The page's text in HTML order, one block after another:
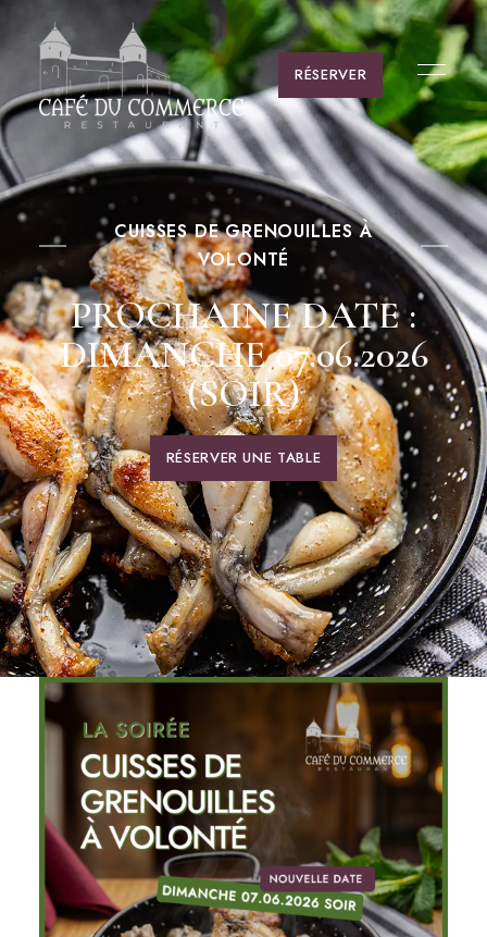
principal
RÉSERVER
CUISSES DE GRENOUILLES À
VOLONTÉ
PROCHAINE DATE :
DIMANCHE 07.06.2026
(SOIR)
RÉSERVER UNE TABLE